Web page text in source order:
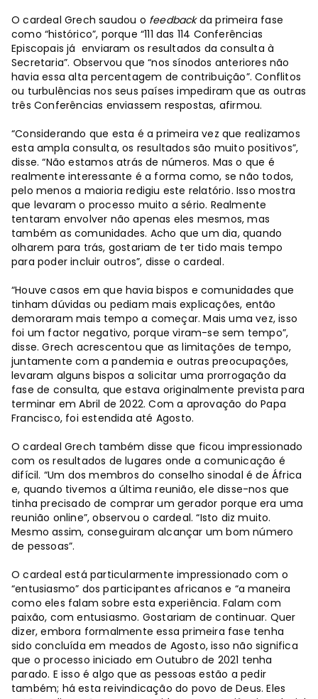
O cardeal Grech saudou o feedbackda primeira fase
como “histórico”, porque “111 das 114 Conferências
Episcopais já enviaram os resultados da consulta à
Secretaria”. Observou que “nos sínodos anteriores não
havia essa alta percentagem de contribuição”. Conflitos
ou turbulências nos seus países impediram que as outras
três Conferências enviassem respostas, afirmou.
“Considerando que esta é a primeira vez que realizamos
esta ampla consulta, os resultados são muito positivos”,
disse. “Não estamos atrás de números. Mas o que é
realmente interessante é a forma como, se não todos,
pelo menos a maioria redigiu este relatório. Isso mostra
que levaram o processo muito a sério. Realmente
tentaram envolver não apenas eles mesmos, mas
também as comunidades. Acho que um dia, quando
olharem para trás, gostariam de ter tido mais tempo
para poder incluir outros”, disse o cardeal.
“Houve casos em que havia bispos e comunidades que
tinham dúvidas ou pediam mais explicações, então
demoraram mais tempo a começar. Mais uma vez, isso
foi um factor negativo, porque viram-se sem tempo”,
disse. Grech acrescentou que as limitações de tempo,
juntamente com a pandemia e outras preocupações,
levaram alguns bispos a solicitar uma prorrogação da
fase de consulta, que estava originalmente prevista para
terminar em Abril de 2022. Com a aprovação do Papa
Francisco, foi estendida até Agosto.
O cardeal Grech também disse que ficou impressionado
com os resultados de lugares onde a comunicação é
difícil. “Um dos membros do conselho sinodal é de África
e, quando tivemos a última reunião, ele disse-nos que
tinha precisado de comprar um gerador porque era uma
reunião online”, observou o cardeal. “Isto diz muito.
Mesmo assim, conseguiram alcançar um bom número
de pessoas”.
O cardeal está particularmente impressionado com o
“entusiasmo” dos participantes africanos e “a maneira
como eles falam sobre esta experiência. Falam com
paixão, com entusiasmo. Gostariam de continuar. Quer
dizer, embora formalmente essa primeira fase tenha
sido concluída em meados de Agosto, isso não significa
que o processo iniciado em Outubro de 2021 tenha
parado. E isso é algo que as pessoas estão a pedir
também; há esta reivindicação do povo de Deus. Eles